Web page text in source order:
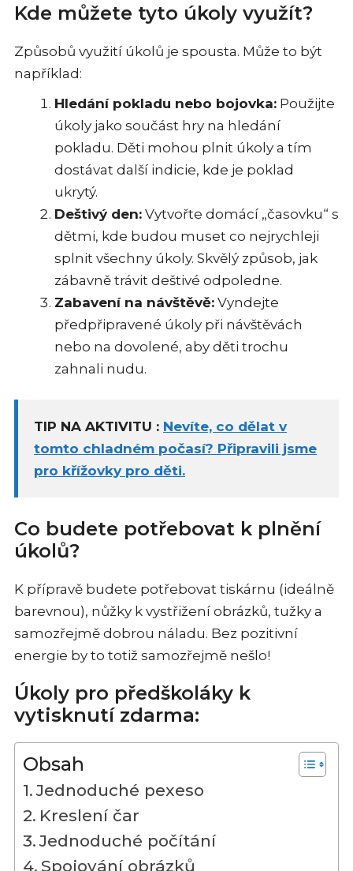
Kde můžete tyto úkoly využít?
Způsobů využití úkolů je spousta. Může to být
například:
Hledání pokladu nebo bojovka: Použijte
úkoly jako součást hry na hledání
pokladu. Děti mohou plnit úkoly a tím
dostávat další indicie, kde je poklad
ukrytý.
Deštivý den: Vytvořte domácí „časovku“ s
dětmi, kde budou muset co nejrychleji
splnit všechny úkoly. Skvělý způsob, jak
zábavně trávit deštivé odpoledne.
Zabavení na návštěvě: Vyndejte
předpřipravené úkoly při návštěvách
nebo na dovolené, aby děti trochu
zahnali nudu.
TIP NA AKTIVITU : Nevíte, co dělat v
tomto chladném počasí? Připravili jsme
pro křížovky pro děti.
Co budete potřebovat k plnění
úkolů?
K přípravě budete potřebovat tiskárnu (ideálně
barevnou), nůžky k vystřižení obrázků, tužky a
samozřejmě dobrou náladu. Bez pozitivní
energie by to totiž samozřejmě nešlo!
Úkoly pro předškoláky k
vytisknutí zdarma:
Obsah
Jednoduché pexeso
Kreslení čar
Jednoduché počítání
Spojování obrázků